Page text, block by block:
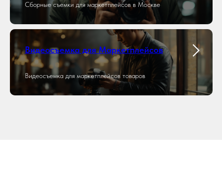
Сборные съемки для маркетплейсов в Москве
Видеосъемка для Маркетплейсов
Видеосъемка для маркетплейсов товаров